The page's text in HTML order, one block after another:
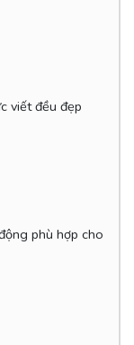
viết đều đẹp
phù hợp cho